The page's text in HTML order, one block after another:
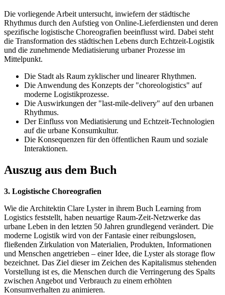
Die vorliegende Arbeit untersucht, inwiefern der städtische
Rhythmus durch den Aufstieg von Online-Lieferdiensten und deren
spezifische logistische Choreografien beeinflusst wird. Dabei steht
die Transformation des städtischen Lebens durch Echtzeit-Logistik
und die zunehmende Mediatisierung urbaner Prozesse im
Mittelpunkt.
Die Stadt als Raum zyklischer und linearer Rhythmen.
Die Anwendung des Konzepts der "choreologistics" auf
moderne Logistikprozesse.
Die Auswirkungen der "last-mile-delivery" auf den urbanen
Rhythmus.
Der Einfluss von Mediatisierung und Echtzeit-Technologien
auf die urbane Konsumkultur.
Die Konsequenzen für den öffentlichen Raum und soziale
Interaktionen.
Auszug aus dem Buch
3. Logistische Choreografien
Wie die Architektin Clare Lyster in ihrem Buch Learning from
Logistics feststellt, haben neuartige Raum-Zeit-Netzwerke das
urbane Leben in den letzten 50 Jahren grundlegend verändert. Die
moderne Logistik wird von der Fantasie einer reibungslosen,
fließenden Zirkulation von Materialien, Produkten, Informationen
und Menschen angetrieben – einer Idee, die Lyster als storage flow
bezeichnet. Das Ziel dieser im Zeichen des Kapitalismus stehenden
Vorstellung ist es, die Menschen durch die Verringerung des Spalts
zwischen Angebot und Verbrauch zu einem erhöhten
Konsumverhalten zu animieren.